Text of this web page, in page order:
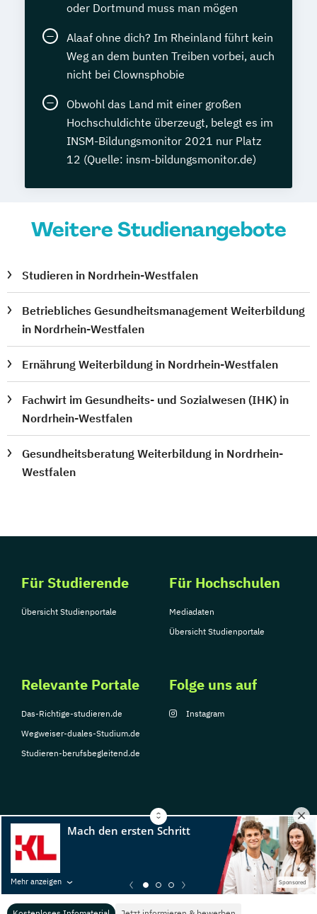
Mehr anzeigen Sponsored
oder Dortmund muss man mögen
Alaaf ohne dich? Im Rheinland führt kein
Weg an dem bunten Treiben vorbei, auch
nicht bei Clownsphobie
Obwohl das Land mit einer großen
Hochschuldichte überzeugt, belegt es im
INSM-Bildungsmonitor 2021 nur Platz
12 (Quelle: insm-bildungsmonitor.de)
Weitere Studienangebote
Studieren in Nordrhein-Westfalen
Betriebliches Gesundheitsmanagement Weiterbildung
in Nordrhein-Westfalen
Ernährung Weiterbildung in Nordrhein-Westfalen
Fachwirt im Gesundheits- und Sozialwesen (IHK) in
Nordrhein-Westfalen
Gesundheitsberatung Weiterbildung in Nordrhein-
Westfalen
Für Studierende
Übersicht Studienportale
Für Hochschulen
Mediadaten
Übersicht Studienportale
Relevante Portale
Das-Richtige-studieren.de
Wegweiser-duales-Studium.de
Studieren-berufsbegleitend.de
Folge uns auf
Instagram
© Copyright 2026, TarGroup Media GmbH
Nutzungsbedingungen